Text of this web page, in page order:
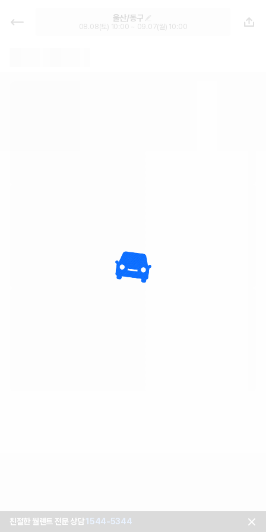
울산 렌트카 - 동구 월렌트 추천 | 최
저가 한눈에 가격비교 렌트카 카모아
울산/동구
08.08(토) 10:00 ~ 09.07(월) 10:00
친절한 월렌트 전문 상담1544-5344